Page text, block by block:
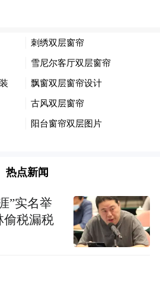
桃、荔枝价格近期也在
图显示，三等规格2斤装国
交均价为189元，截至5月
至104元，降幅近45%，近
6斤装妃子笑荔枝成交均
热点新闻
”实名举
偷税漏税